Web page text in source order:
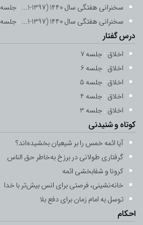
-9 رمضان 1445
جلسه 10
2 فروردین 1403 -10 رمضان 1445
جلسه 11
3 فروردین 1403 -11 رمضان 1445
جلسه 12
4 فروردین 1403
جلسه 13
5 فروردین 1403 -
جلسه 15
-
سخنرانی هفتگی سال 1440 (1397-1...
: جلسه 34
سخنرانی هفتگی سال 1440 (1397-1...
: جلسه 33
درس گفتار
اخلاق : جلسه 7
اخلاق : جلسه 6
اخلاق : جلسه 5
اخلاق : جلسه 4
اخلاق : جلسه 3
کوتاه و شنیدنی
آیا ائمه خمس را بر شیعیان بخشیده‌اند؟
گرفتاری طولانی در برزخ به‌خاطر حق ‌الناس
کرونا و شفابخشی ائمه
خانه‌نشینی، فرصتی برای انس بیش‌تر با خدا
توسل به امام زمان برای دفع بلا
احکام